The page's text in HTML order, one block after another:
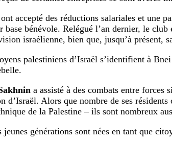
accepté des réductions salariales et une
base bénévole. Relégué l’an dernier, le club
israélienne, bien que, jusqu’à présent,
palestiniens d’Israël s’identifient à
a assisté à des combats entre forces
d’Israël. Alors que nombre de ses
de la Palestine – ils sont nombreux
jeunes générations sont nées en tant que